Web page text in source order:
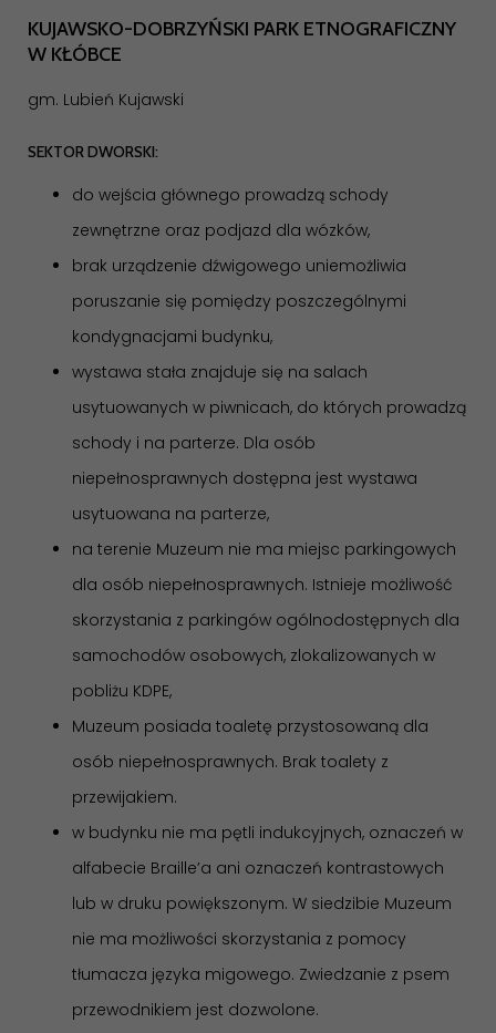
KUJAWSKO-DOBRZYŃSKI PARK ETNOGRAFICZNY
W KŁÓBCE
gm. Lubień Kujawski
SEKTOR DWORSKI:
do wejścia głównego prowadzą schody
zewnętrzne oraz podjazd dla wózków,
brak urządzenie dźwigowego uniemożliwia
poruszanie się pomiędzy poszczególnymi
kondygnacjami budynku,
wystawa stała znajduje się na salach
usytuowanych w piwnicach, do których prowadzą
schody i na parterze. Dla osób
niepełnosprawnych dostępna jest wystawa
usytuowana na parterze,
na terenie Muzeum nie ma miejsc parkingowych
dla osób niepełnosprawnych. Istnieje możliwość
skorzystania z parkingów ogólnodostępnych dla
samochodów osobowych, zlokalizowanych w
pobliżu KDPE,
Muzeum posiada toaletę przystosowaną dla
osób niepełnosprawnych. Brak toalety z
przewijakiem.
w budynku nie ma pętli indukcyjnych, oznaczeń w
alfabecie Braille’a ani oznaczeń kontrastowych
lub w druku powiększonym. W siedzibie Muzeum
nie ma możliwości skorzystania z pomocy
tłumacza języka migowego. Zwiedzanie z psem
przewodnikiem jest dozwolone.